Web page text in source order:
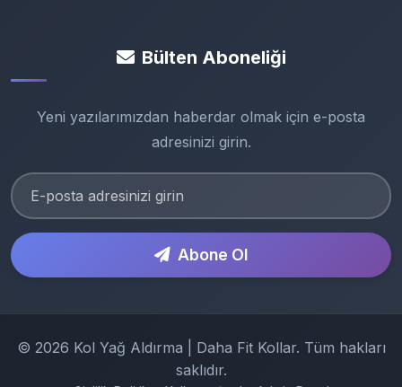
Bülten Aboneliği
Yeni yazılarımızdan haberdar olmak için e-posta
adresinizi girin.
Abone Ol
© 2026 Kol Yağ Aldırma | Daha Fit Kollar. Tüm hakları
saklıdır.